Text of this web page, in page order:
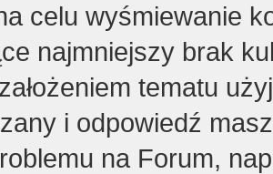
celu wyśmiewanie
najmniejszy brak
tematu
i odpowiedź
na Forum,